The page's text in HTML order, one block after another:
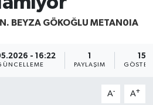
BEYZA GÖKOĞLU METAN0IA
- 16:22 1
PAYLAŞIM
15
A- A+